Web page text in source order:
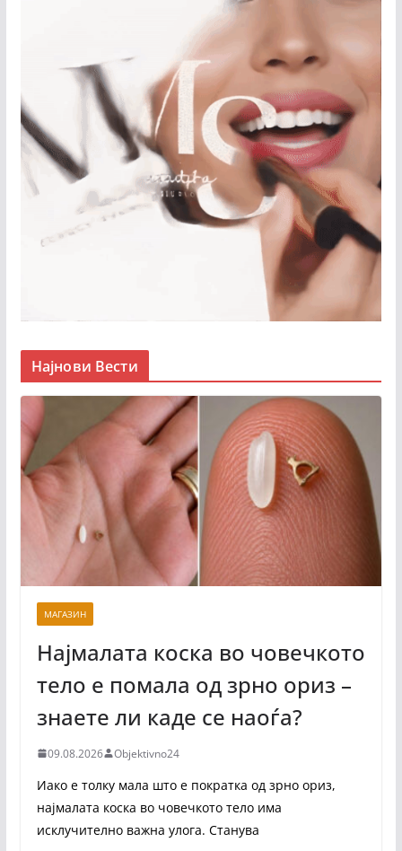
Најнови Вести
МАГАЗИН
Најмалата коска во човечкото
тело е помала од зрно ориз –
знаете ли каде се наоѓа?
09.08.2026 Objektivno24
Иако е толку мала што е пократка од зрно ориз,
најмалата коска во човечкото тело има
исклучително важна улога. Станува